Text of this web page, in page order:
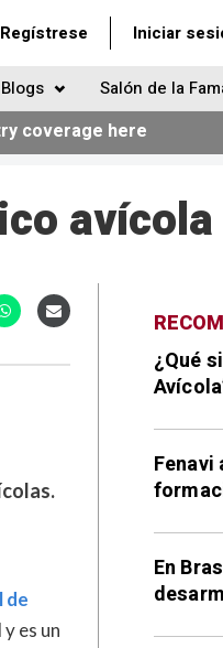
Regístrese Iniciar
Blogs Salón de la
coverage here
de
es un
¿Qué
En